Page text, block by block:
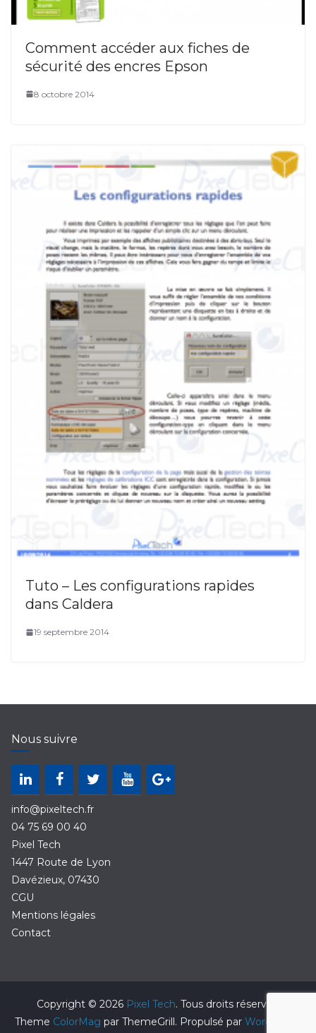
Comment accéder aux fiches de
sécurité des encres Epson
8 octobre 2014
Tuto – Les configurations rapides
dans Caldera
19 septembre 2014
Nous suivre
info@pixeltech.fr
04 75 69 00 40
Pixel Tech
1447 Route de Lyon
Davézieux, 07430
CGU
Mentions légales
Contact
Copyright © 2026 Pixel Tech. Tous droits réservés.
Theme ColorMag par ThemeGrill. Propulsé par WordPress